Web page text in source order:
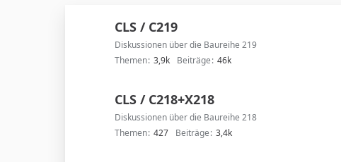
CLS / C219
Diskussionen über die Baureihe 219
Themen 3,9k Beiträge 46k
CLS / C218+X218
Diskussionen über die Baureihe 218
Themen 427 Beiträge 3,4k